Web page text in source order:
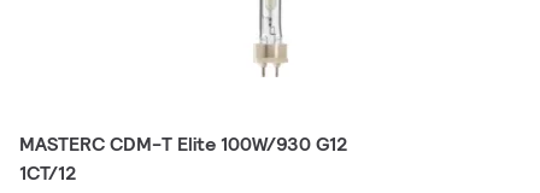
MASTERC CDM-T Elite 100W/930 G12
1CT/12